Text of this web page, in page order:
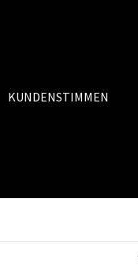
KUNDENSTIMMEN